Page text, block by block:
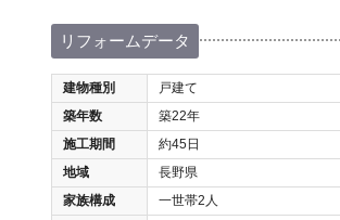
リフォームデータ
建物種別
戸建て
築年数
築22年
施工期間
約45日
地域
長野県
家族構成
一世帯2人